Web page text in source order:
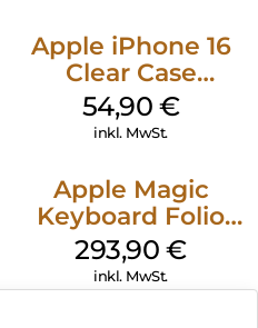
Apple iPhone 16
Clear Case
MagSafe
Transparent
54,90 €
inkl. MwSt.
Apple Magic
Keyboard Folio
iPad 10.9″ (10.Gen.)
Weiß
293,90€
inkl. MwSt.